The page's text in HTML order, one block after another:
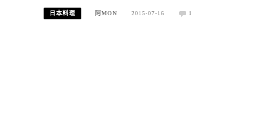
日本料理 阿MON 2015-07-16 1